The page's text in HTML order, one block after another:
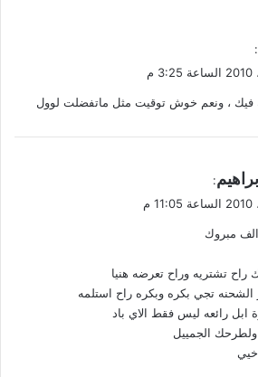
:
فيك ، ونعم خوش توقيت مثل ماتفضلت لوول
:
مبروك
راح تشتريه وراح تعرضه هنيا
الشحنه تجي بكره وبكره راح استلمه
ابل رائعه ليس فقط الاي باد
الجمييل